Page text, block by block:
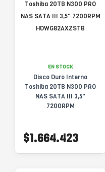
EN STOCK
Disco Duro Interno
Toshiba 20TB N300 PRO
NAS SATA III 3,5"
7200RPM
$1.664.423